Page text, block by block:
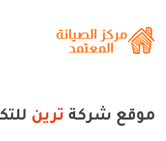
موقع شركة ترين